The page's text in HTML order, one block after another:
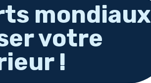
mondiaux
votre
!